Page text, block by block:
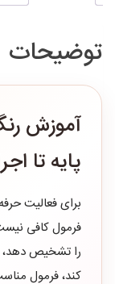
توضیحات
آموزش
پایه تا
برای فعالیت
فرمول کافی
را تشخیص دهد،
کند، فرمول